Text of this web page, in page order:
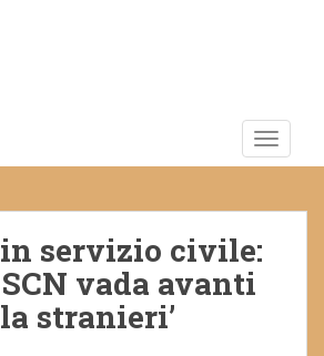
servizio civile:
vada avanti
stranieri’